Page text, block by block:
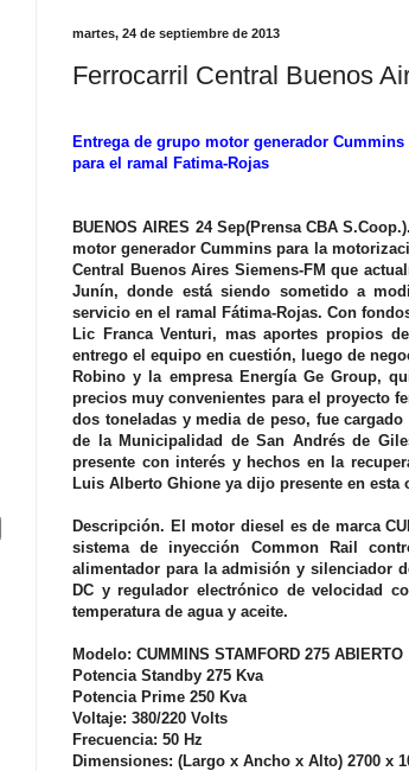
martes, 24 de septiembre de 2013
Ferrocarril Central Buenos
Entrega de grupo motor generador
para el ramal Fatima-Rojas
BUENOS AIRES 24 Sep(Prensa CBA
motor generador Cummins para la
Central Buenos Aires Siemens-FM que
Junín, donde está siendo sometido a
servicio en el ramal Fátima-Rojas. Con
Lic Franca Venturi, mas aportes propios
entrego el equipo en cuestión, luego de
Robino y la empresa Energía Ge Group,
precios muy convenientes para el proyecto
dos toneladas y media de peso, fue
de la Municipalidad de San Andrés de
presente con interés y hechos en la
Luis Alberto Ghione ya dijo presente en esta
Descripción. El motor diesel es de marca
sistema de inyección Common Rail
alimentador para la admisión y silenciador
DC y regulador electrónico de velocidad
temperatura de agua y aceite.
Modelo: CUMMINS STAMFORD 275 ABIERTO
Potencia Standby 275 Kva
Potencia Prime 250 Kva
Voltaje: 380/220 Volts
Frecuencia: 50 Hz
Dimensiones: (Largo x Ancho x Alto) 2700 x